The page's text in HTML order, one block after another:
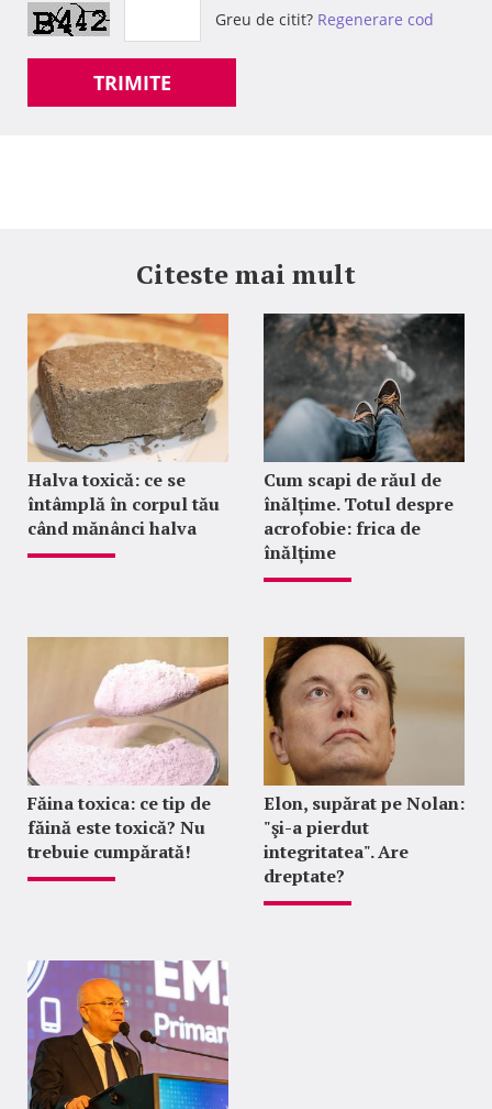
Greu de citit? Regenerare cod
TRIMITE
Citeste mai mult
Halva toxică: ce se
întâmplă în corpul tău
când mănânci halva
Cum scapi de răul de
înălțime. Totul despre
acrofobie: frica de
înălțime
Făina toxica: ce tip de
făină este toxică? Nu
trebuie cumpărată!
Elon, supărat pe Nolan:
"şi-a pierdut
integritatea". Are
dreptate?